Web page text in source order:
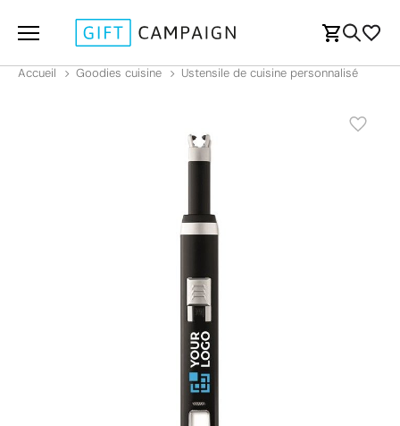
Accueil Goodies cuisine Ustensile de cuisine personnalisé